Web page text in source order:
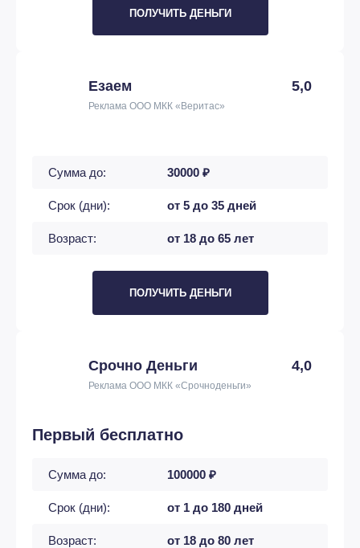
ПОЛУЧИТЬ ДЕНЬГИ
Езаем 5,0
Реклама ООО МКК «Веритас»
Сумма до: 30000 ₽
Срок (дни): от 5 до 35 дней
Возраст: от 18 до 65 лет
ПОЛУЧИТЬ ДЕНЬГИ
Срочно Деньги 4,0
Реклама ООО МКК «Срочноденьги»
Первый бесплатно
Сумма до: 100000 ₽
Срок (дни): от 1 до 180 дней
Возраст: от 18 до 80 лет